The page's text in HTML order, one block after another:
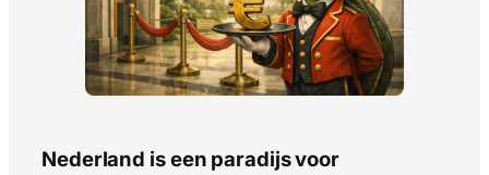
Nederland is een paradijs voor